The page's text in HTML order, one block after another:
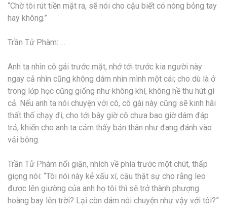
“Chờ tôi rút tiền mặt ra, sẽ nói cho cậu biết có nóng bỏng tay
hay không.”
Trần Tử Phàm: …
Anh ta nhìn cô gái trước mặt, nhớ tới trước kia người này
ngay cả nhìn cũng không dám nhìn mình một cái; cho dù là ở
trong lớp học cũng giống như không khí, không hề thu hút gì
cả. Nếu anh ta nói chuyện với cô, cô gái này cũng sẽ kinh hãi
thất thố chạy đi; cho tới bây giờ cô chưa bao giờ dám đáp
trả, khiến cho anh ta cảm thấy bản thân như đang đánh vào
vải bông.
Trần Tử Phàm nổi giận, nhích về phía trước một chút, thấp
giọng nói: “Tôi nói này kẻ xấu xí, cậu thật sự cho rằng leo
được lên giường của anh họ tôi thì sẽ trở thành phượng
hoàng bay lên trời? Lại còn dám nói chuyện như vậy với tôi?”